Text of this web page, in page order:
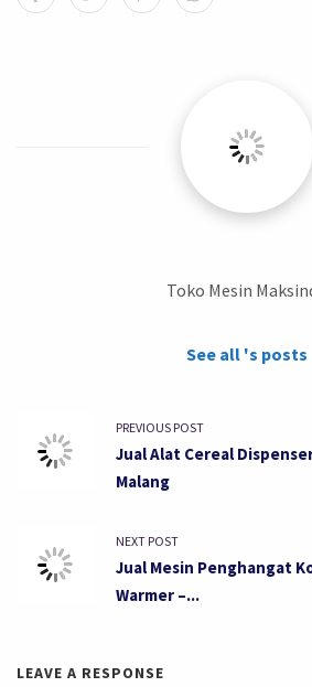
Toko Mesin
See all 's posts
PREVIOUS POST
Jual Alat Cereal
Malang
NEXT POST
Jual Mesin Penghangat
Warmer –...
LEAVE A RESPONSE